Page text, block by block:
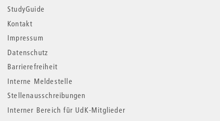
StudyGuide
Kontakt
Impressum
Datenschutz
Barrierefreiheit
Interne Meldestelle
Stellenausschreibungen
Interner Bereich für UdK-Mitglieder